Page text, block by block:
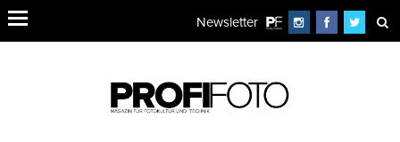
Newsletter